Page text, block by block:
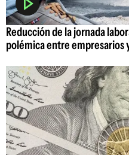
Reducción de la jornada
polémica entre empresarios